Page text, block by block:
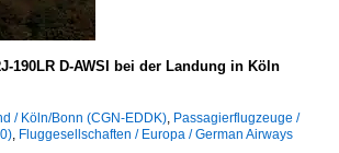
190LR D-AWSI bei der Landung in Köln
/ Köln/Bonn (CGN-EDDK), Passagierflugzeuge /
, Fluggesellschaften / Europa / German Airways